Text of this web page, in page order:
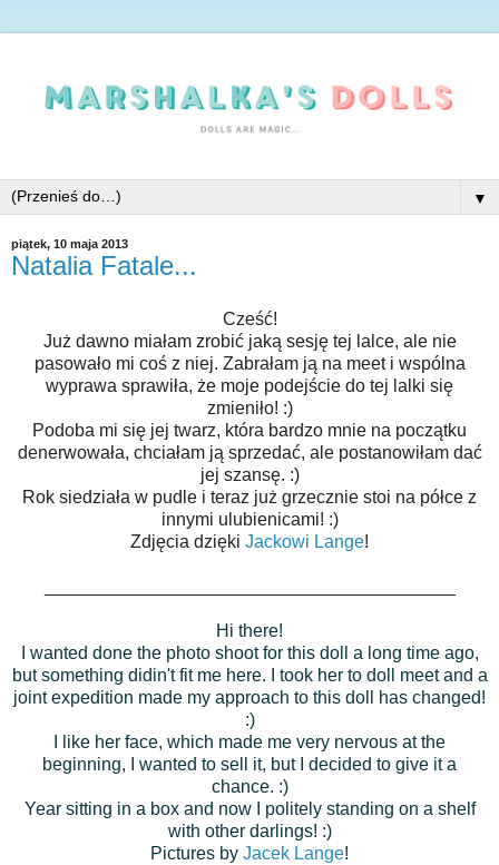
▼
piątek, 10 maja 2013
Natalia Fatale...
Cześć!
Już dawno miałam zrobić jaką sesję tej lalce, ale nie
pasowało mi coś z niej. Zabrałam ją na meet i wspólna
wyprawa sprawiła, że moje podejście do tej lalki się
zmieniło! :)
Podoba mi się jej twarz, która bardzo mnie na początku
denerwowała, chciałam ją sprzedać, ale postanowiłam dać
jej szansę. :)
Rok siedziała w pudle i teraz już grzecznie stoi na półce z
innymi ulubienicami! :)
Zdjęcia dzięki Jackowi Lange!
Hi there!
I wanted done the photo shoot for this doll a long time ago,
but something didin't fit me here. I took her to doll meet and a
joint expedition made ​​my approach to this doll has changed!
:)
I like her face, which made ​​me very nervous at the
beginning, I wanted to sell it, but I decided to give it a
chance. :)
Year sitting in a box and now I politely standing on a shelf
with other darlings! :)
Pictures by Jacek Lange!